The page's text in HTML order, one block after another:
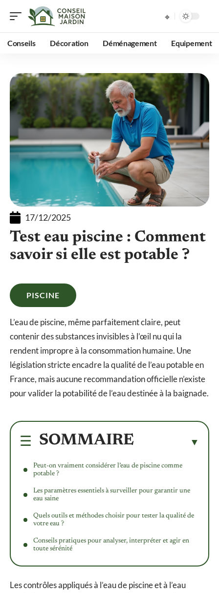
Conseils Décoration Déménagement Equipement
17/12/2025
Test eau piscine : Comment
savoir si elle est potable ?
PISCINE
L’eau de piscine, même parfaitement claire, peut
contenir des substances invisibles à l’œil nu qui la
rendent impropre à la consommation humaine. Une
législation stricte encadre la qualité de l’eau potable en
France, mais aucune recommandation officielle n’existe
pour valider la potabilité de l’eau destinée à la baignade.
SOMMAIRE
Peut-on vraiment considérer l’eau de piscine comme
potable ?
Les paramètres essentiels à surveiller pour garantir une
eau saine
Quels outils et méthodes choisir pour tester la qualité de
votre eau ?
Conseils pratiques pour analyser, interpréter et agir en
toute sérénité
Les contrôles appliqués à l’eau de piscine et à l’eau